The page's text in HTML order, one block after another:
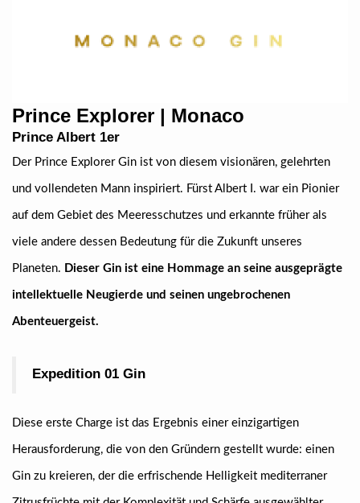
Prince Explorer | Monaco
Prince Albert 1er
Der Prince Explorer Gin ist von diesem visionären, gelehrten
und vollendeten Mann inspiriert. Fürst Albert I. war ein Pionier
auf dem Gebiet des Meeresschutzes und erkannte früher als
viele andere dessen Bedeutung für die Zukunft unseres
Planeten. Dieser Gin ist eine Hommage an seine ausgeprägte
intellektuelle Neugierde und seinen ungebrochenen
Abenteuergeist.
Expedition 01 Gin
Diese erste Charge ist das Ergebnis einer einzigartigen
Herausforderung, die von den Gründern gestellt wurde: einen
Gin zu kreieren, der die erfrischende Helligkeit mediterraner